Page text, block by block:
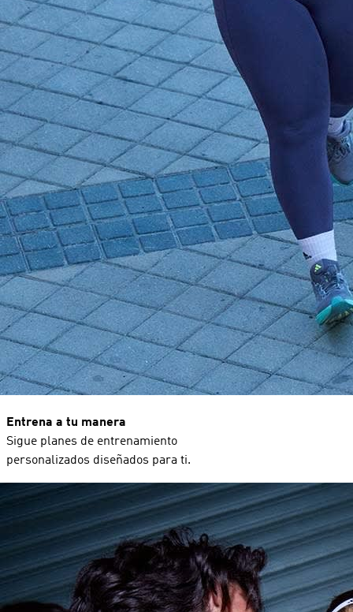
Entrena a tu manera
Sigue planes de entrenamiento
personalizados diseñados para ti.